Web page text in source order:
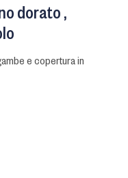
dorato